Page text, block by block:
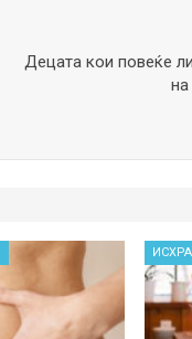
Децата кои повеќе
на